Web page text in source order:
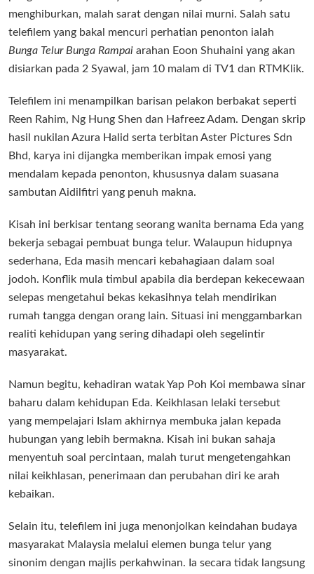
menghiburkan, malah sarat dengan nilai murni. Salah satu
telefilem yang bakal mencuri perhatian penonton ialah
Bunga Telur Bunga Rampai arahan Eoon Shuhaini yang akan
disiarkan pada 2 Syawal, jam 10 malam di TV1 dan RTMKlik.
Telefilem ini menampilkan barisan pelakon berbakat seperti
Reen Rahim, Ng Hung Shen dan Hafreez Adam. Dengan skrip
hasil nukilan Azura Halid serta terbitan Aster Pictures Sdn
Bhd, karya ini dijangka memberikan impak emosi yang
mendalam kepada penonton, khususnya dalam suasana
sambutan Aidilfitri yang penuh makna.
Kisah ini berkisar tentang seorang wanita bernama Eda yang
bekerja sebagai pembuat bunga telur. Walaupun hidupnya
sederhana, Eda masih mencari kebahagiaan dalam soal
jodoh. Konflik mula timbul apabila dia berdepan kekecewaan
selepas mengetahui bekas kekasihnya telah mendirikan
rumah tangga dengan orang lain. Situasi ini menggambarkan
realiti kehidupan yang sering dihadapi oleh segelintir
masyarakat.
Namun begitu, kehadiran watak Yap Poh Koi membawa sinar
baharu dalam kehidupan Eda. Keikhlasan lelaki tersebut
yang mempelajari Islam akhirnya membuka jalan kepada
hubungan yang lebih bermakna. Kisah ini bukan sahaja
menyentuh soal percintaan, malah turut mengetengahkan
nilai keikhlasan, penerimaan dan perubahan diri ke arah
kebaikan.
Selain itu, telefilem ini juga menonjolkan keindahan budaya
masyarakat Malaysia melalui elemen bunga telur yang
sinonim dengan majlis perkahwinan. Ia secara tidak langsung